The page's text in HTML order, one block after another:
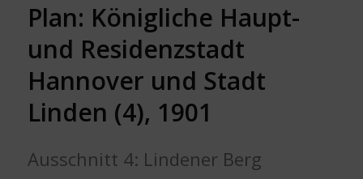
Plan: Königliche Haupt-
und Residenzstadt
Hannover und Stadt
Linden (4), 1901
Ausschnitt 4: Lindener Berg